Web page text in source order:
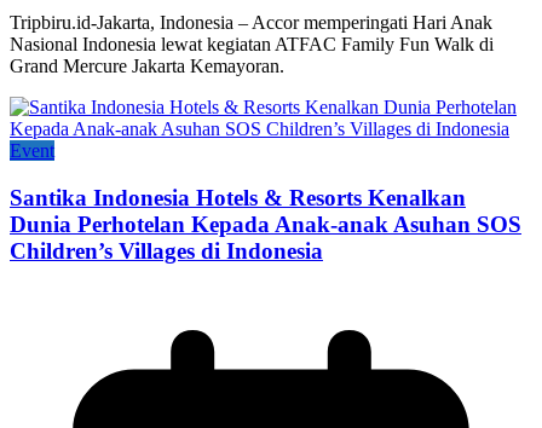
Tripbiru.id-Jakarta, Indonesia – Accor memperingati Hari Anak
Nasional Indonesia lewat kegiatan ATFAC Family Fun Walk di
Grand Mercure Jakarta Kemayoran.
Event
Santika Indonesia Hotels & Resorts Kenalkan
Dunia Perhotelan Kepada Anak-anak Asuhan SOS
Children’s Villages di Indonesia